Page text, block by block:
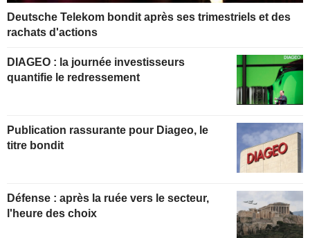
Deutsche Telekom bondit après ses trimestriels et des
rachats d'actions
DIAGEO : la journée investisseurs
quantifie le redressement
Publication rassurante pour Diageo, le
titre bondit
Défense : après la ruée vers le secteur,
l'heure des choix